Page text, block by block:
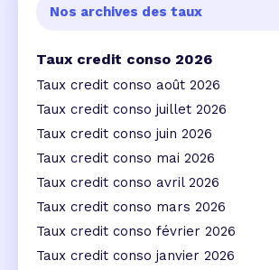
Nos archives des taux
Taux credit conso 2026
Taux credit conso août 2026
Taux credit conso juillet 2026
Taux credit conso juin 2026
Taux credit conso mai 2026
Taux credit conso avril 2026
Taux credit conso mars 2026
Taux credit conso février 2026
Taux credit conso janvier 2026